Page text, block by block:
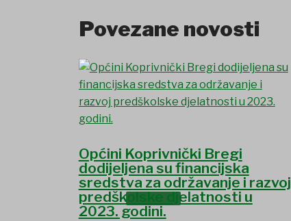
USTANOVE
Povezane novosti
Općini Koprivnički Bregi
dodijeljena su financijska
sredstva za održavanje i razvoj
predškolske djelatnosti u
2023. godini.